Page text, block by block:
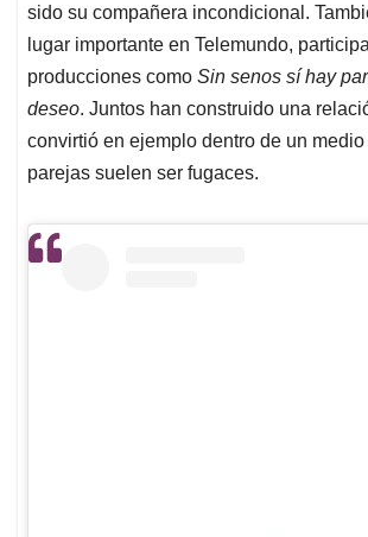
sido su compañera incondicional.
lugar importante en Telemundo,
producciones como Sin senos sí hay
deseo. Juntos han construido una
convirtió en ejemplo dentro de un
parejas suelen ser fugaces.